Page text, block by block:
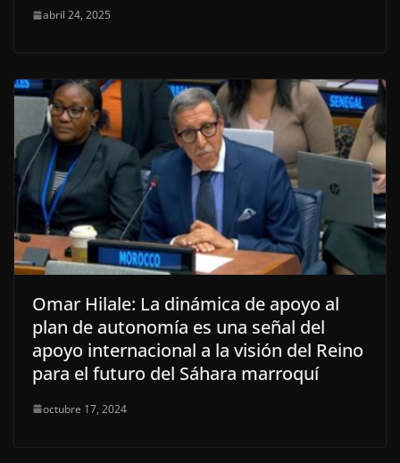
abril 24, 2025
Omar Hilale: La dinámica de apoyo al
plan de autonomía es una señal del
apoyo internacional a la visión del Reino
para el futuro del Sáhara marroquí
octubre 17, 2024